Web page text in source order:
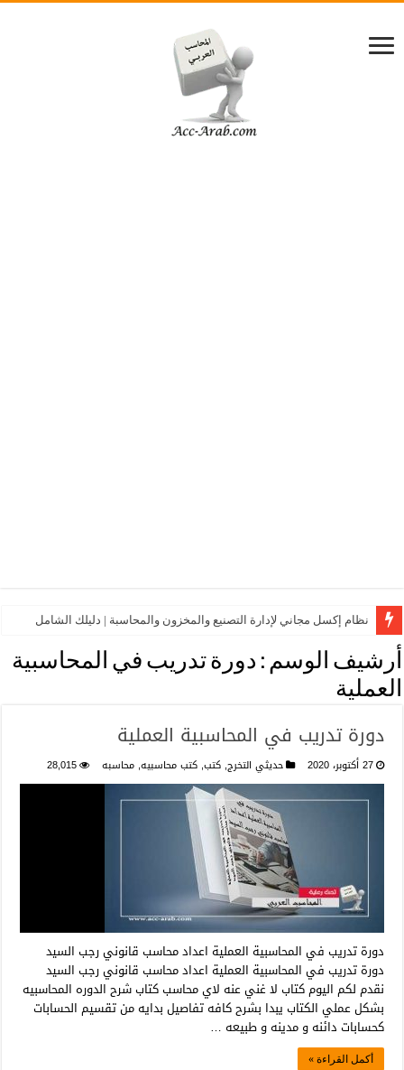
نظام إكسل مجاني لإدارة التصنيع والمخزون والمحاسبة | دليلك الشامل
أرشيف الوسم : دورة تدريب في المحاسبية
العملية
دورة تدريب في المحاسبية العملية
27 أكتوبر، 2020 حديثي التخرج, كتب, كتب محاسبيه, محاسبه 28,015
دورة تدريب في المحاسبية العملية اعداد محاسب قانوني رجب السيد
دورة تدريب في المحاسبية العملية اعداد محاسب قانوني رجب السيد
نقدم لكم اليوم كتاب لا غني عنه لاي محاسب كتاب شرح الدوره المحاسبيه
بشكل عملي الكتاب يبدا بشرح كافه تفاصيل بدايه من تقسيم الحسابات
كحسابات دائنه و مدينه و طبيعه …
أكمل القراءة »